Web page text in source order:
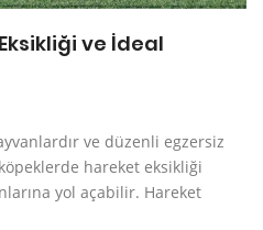
ve İdeal
ve düzenli egzersiz
hareket eksikliği
yol açabilir. Hareket